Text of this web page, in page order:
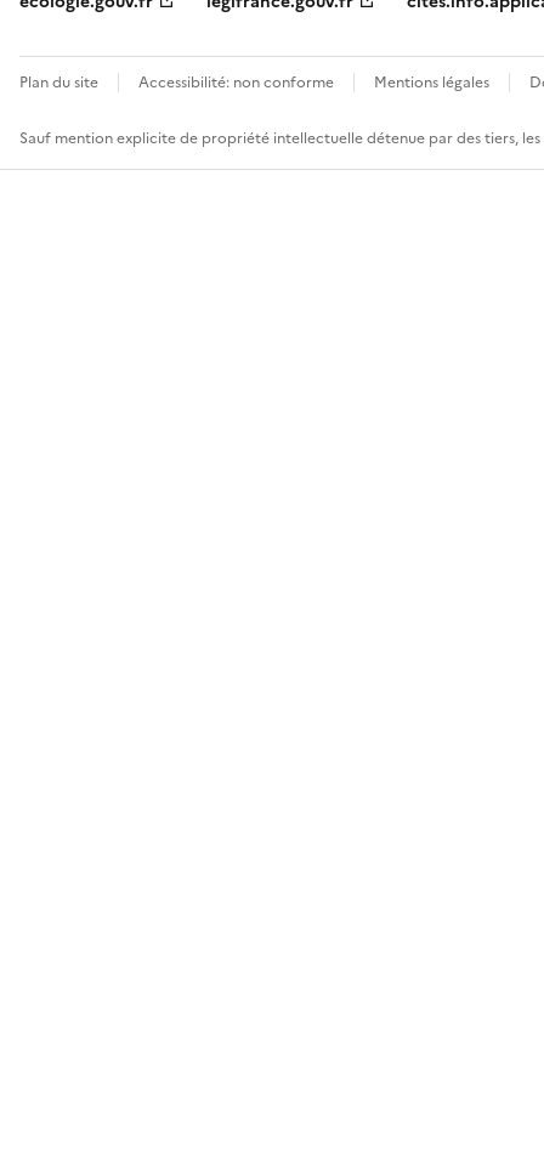
Plan du site Accessibilité: non conforme Mentions légales
Sauf mention explicite de propriété intellectuelle détenue par des tiers,